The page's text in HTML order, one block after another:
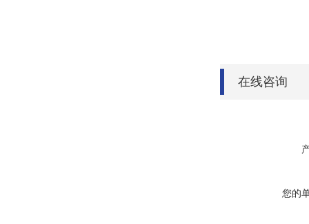
在线咨询
您的